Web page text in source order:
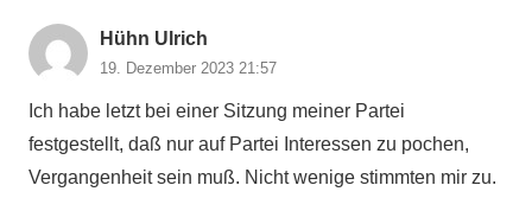
Hühn Ulrich
19. Dezember 2023 21:57
Ich habe letzt bei einer Sitzung meiner Partei
festgestellt, daß nur auf Partei Interessen zu pochen,
Vergangenheit sein muß. Nicht wenige stimmten mir zu.